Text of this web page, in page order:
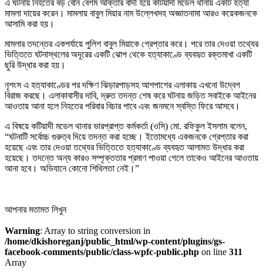
এ ঘটনায় নিহতের বড় বোন বেগম আক্তার বাদী হয়ে কটিয়াদী মডেল থানায় একটি হত্যা
মামলা দায়ের করেন। মামলায় বাবুল মিয়ার নাম উল্লেখসহ অজ্ঞাতনামা আরও কয়েকজনকে
আসামি করা হয়।
মামলার তদন্তের একপর্যায়ে পুলিশ বাবুল মিয়াকে গ্রেপ্তার করে। পরে তার দেওয়া তথ্যের
ভিত্তিতে ঘটনাস্থলের অদূরের একটি ঝোপ থেকে হত্যাকাণ্ডে ব্যবহৃত রক্তমাখা একটি
ছুরি উদ্ধার করা হয়।
নৃশংস এ হত্যাকাণ্ডের পর দক্ষিণ ঝিড়ারপাড়সহ আশপাশের এলাকায় এখনো উদ্বেগ
বিরাজ করছে। এলাকাবাসীর দাবি, দ্রুত তদন্ত শেষ করে ঘটনায় জড়িত সবাইকে আইনের
আওতায় আনা হলে নিহতের পরিবার বিচার পাবে এবং জনমনে স্বস্তি ফিরে আসবে।
এ বিষয়ে কটিয়াদী মডেল থানার ভারপ্রাপ্ত কর্মকর্তা (ওসি) মো. রফিকুল ইসলাম বলেন,
“ঘটনাটি সর্বোচ্চ গুরুত্ব দিয়ে তদন্ত করা হচ্ছে। ইতোমধ্যে একজনকে গ্রেপ্তার করা
হয়েছে এবং তার দেওয়া তথ্যের ভিত্তিতে হত্যাকাণ্ডে ব্যবহৃত আলামত উদ্ধার করা
হয়েছে। তদন্তে অন্য কারও সম্পৃক্ততার প্রমাণ পাওয়া গেলে তাকেও আইনের আওতায়
আনা হবে। অভিযানে কোনো শিথিলতা নেই।”
আপনার মতামত লিখুন
Warning: Array to string conversion in
/home/dkishoreganj/public_html/wp-content/plugins/gs-
facebook-comments/public/class-wpfc-public.php on line 311
Array